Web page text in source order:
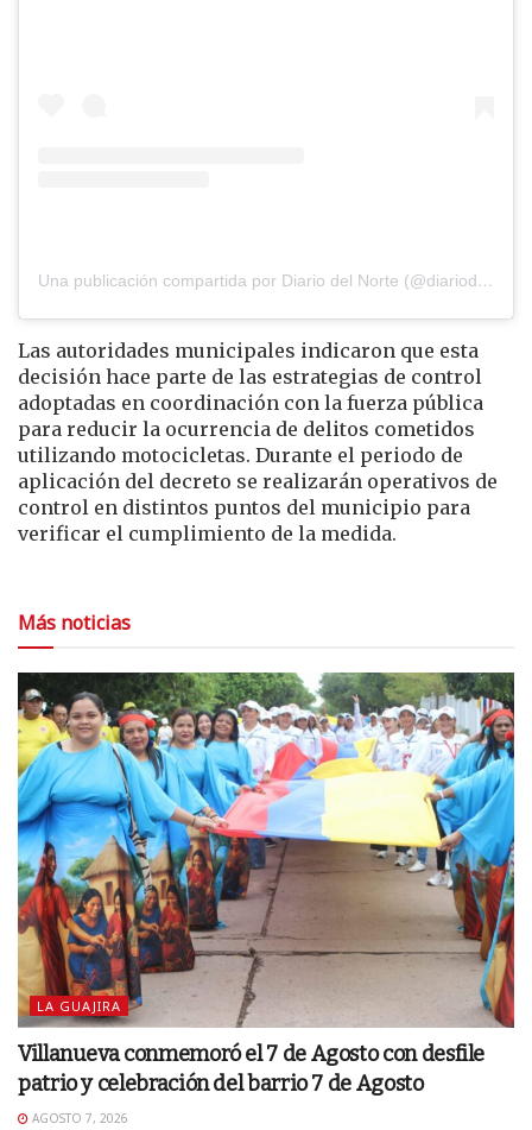
Una publicación compartida por Diario del Norte (@diariodelnorte)
Las autoridades municipales indicaron que esta
decisión hace parte de las estrategias de control
adoptadas en coordinación con la fuerza pública
para reducir la ocurrencia de delitos cometidos
utilizando motocicletas. Durante el periodo de
aplicación del decreto se realizarán operativos de
control en distintos puntos del municipio para
verificar el cumplimiento de la medida.
Más noticias
LA GUAJIRA
Villanueva conmemoró el 7 de Agosto con desfile
patrio y celebración del barrio 7 de Agosto
AGOSTO 7, 2026